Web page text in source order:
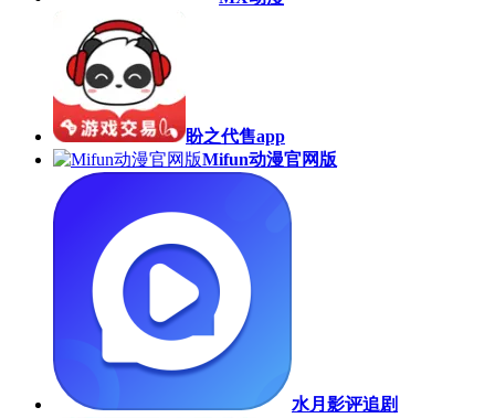
盼之代售app
Mifun动漫官网版
水月影评追剧